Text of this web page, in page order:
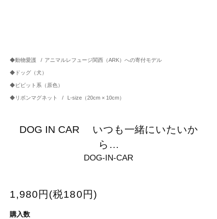
◆動物愛護 / アニマルレフュージ関西（ARK）への寄付モデル
◆ドッグ（犬）
◆ビビット系（原色）
◆リボンマグネット / L-size（20cm × 10cm）
DOG IN CAR いつも一緒にいたいか
ら…
DOG-IN-CAR
1,980円(税180円)
購入数